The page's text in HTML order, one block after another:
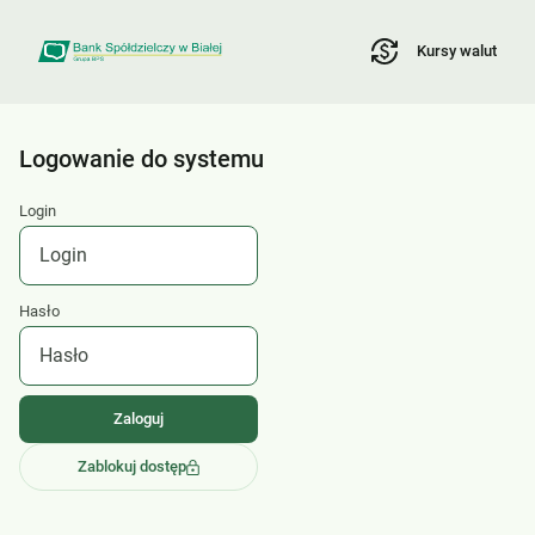
Kursy walut
Logowanie do systemu
Login
Hasło
Zablokuj dostęp